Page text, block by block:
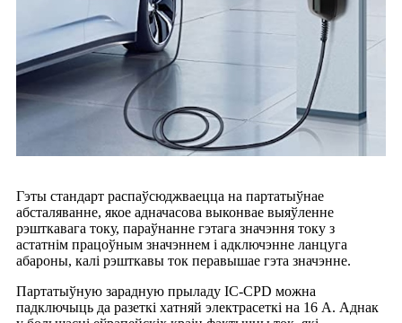
Гэты стандарт распаўсюджваецца на партатыўнае
абсталяванне, якое адначасова выконвае выяўленне
рэшткавага току, параўнанне гэтага значэння току з
астатнім працоўным значэннем і адключэнне ланцуга
абароны, калі рэшткавы ток перавышае гэта значэнне.
Партатыўную зарадную прыладу IC-CPD можна
падключыць да разеткі хатняй электрасеткі на 16 А. Аднак